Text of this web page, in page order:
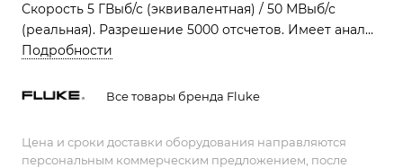
Скорость 5 ГВыб/с (эквивалентная) / 50 МВыб/с
(реальная). Разрешение 5000 отсчетов. Имеет анализ
гармоник, шины Fieldbus и режима Power Quality.
обслуживания.
Подробности
Все товары бренда Fluke
Цена и сроки доставки оборудования направляются
персональным коммерческим предложением, после